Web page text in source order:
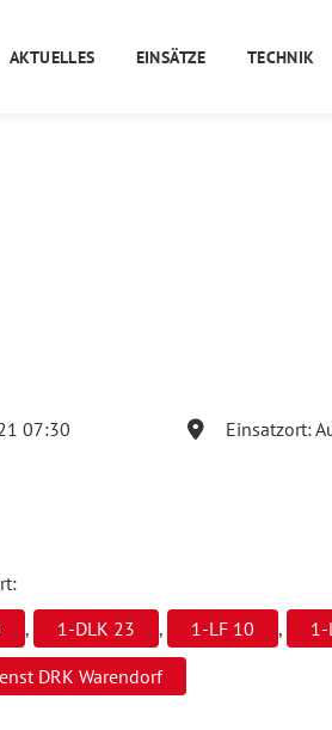
AKTUELLES EINSÄTZE TECHNIK
07:30 Einsatzort:
, 1-DLK 23 , 1-LF 10 , 1-
DRK Warendorf